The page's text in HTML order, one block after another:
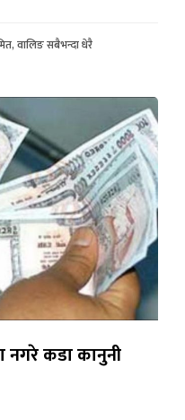
वालिङ सबैभन्दा धेरै
कडा कानुनी